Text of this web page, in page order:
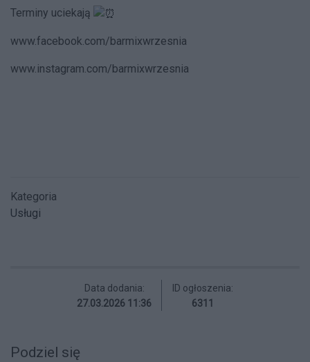
Terminy uciekają
www.facebook.com/barmixwrzesnia
www.instagram.com/barmixwrzesnia
Kategoria
Usługi
Data dodania:
27.03.2026 11:36
ID ogłoszenia:
6311
Podziel się